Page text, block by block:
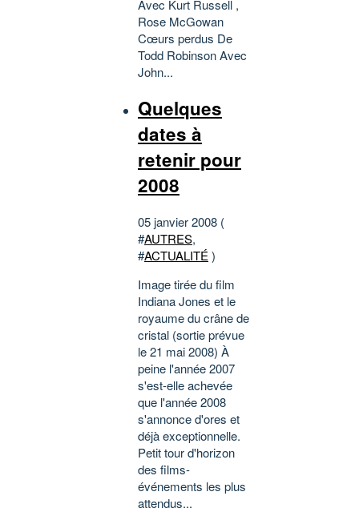
Avec Kurt Russell ,
Rose McGowan
Cœurs perdus De
Todd Robinson Avec
John...
Quelques
dates à
retenir pour
2008
05 janvier 2008 (
#AUTRES,
#ACTUALITÉ )
Image tirée du film
Indiana Jones et le
royaume du crâne de
cristal (sortie prévue
le 21 mai 2008) À
peine l'année 2007
s'est-elle achevée
que l'année 2008
s'annonce d'ores et
déjà exceptionnelle.
Petit tour d'horizon
des films-
événements les plus
attendus...